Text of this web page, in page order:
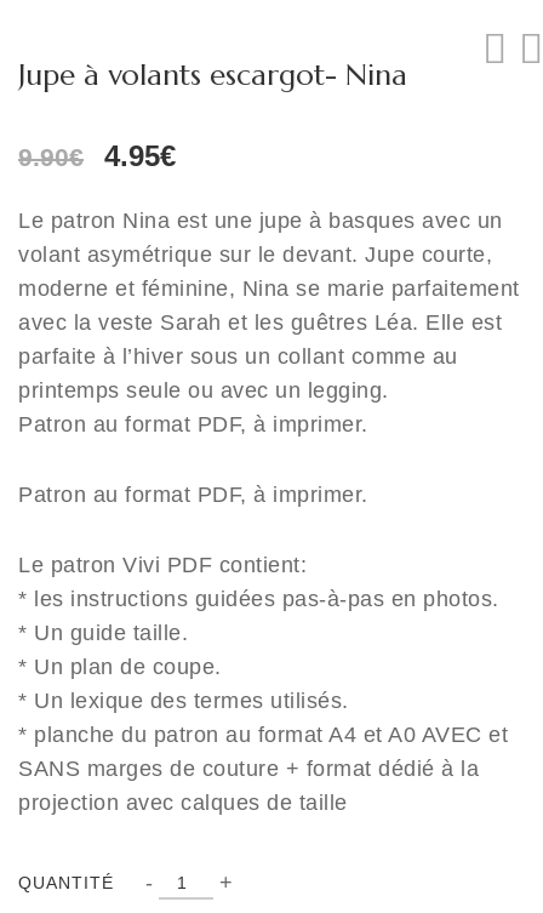
Jupe à volants escargot- Nina
9.90€
Le
initial
était :
9.90€.
4.95€Le
actuel
est :
4.95€.
Le patron Nina est une jupe à basques avec un
volant asymétrique sur le devant. Jupe courte,
moderne et féminine, Nina se marie parfaitement
avec la veste Sarah et les guêtres Léa. Elle est
parfaite à l’hiver sous un collant comme au
printemps seule ou avec un legging.
Patron au format PDF, à imprimer.
Patron au format PDF, à imprimer.
Le patron Vivi PDF contient:
* les instructions guidées pas-à-pas en photos.
* Un guide taille.
* Un plan de coupe.
* Un lexique des termes utilisés.
* planche du patron au format A4 et A0 AVEC et
SANS marges de couture + format dédié à la
projection avec calques de taille
QUANTITÉ - Quantité
+